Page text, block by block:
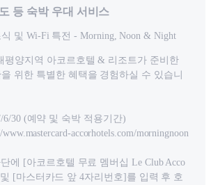
등 숙박 우대 서비스
및 Wi-Fi 특전 - Morning, Noon & Night
평양지역 아코르호텔 & 리조트가 준비한
위한 특별한 혜택을 경험하실 수 있습니
6/30 (예약 및 숙박 적용기간)
accorhotels.com/morningnoon
에 [아코르호텔 무료 멤버십 Le Club Acco
[마스터카드 앞 4자리번호]를 입력 후 호